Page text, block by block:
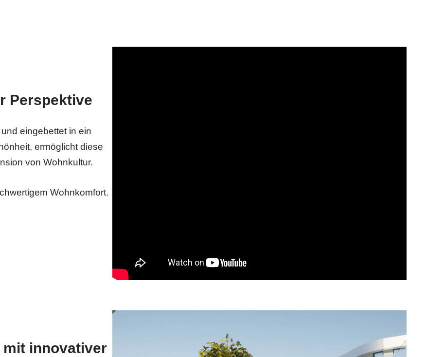
Perspektive
eingebettet in ein
ermöglicht diese
von Wohnkultur.
Wohnkomfort.
mit innovativer